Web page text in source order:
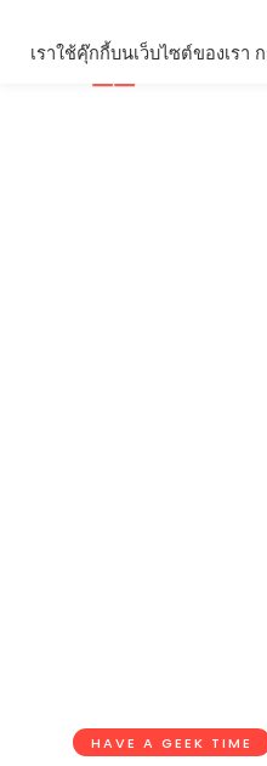
HAVE A GEEK TIME
เราใช้คุ๊กกี้บนเว็บไซต์ของเร